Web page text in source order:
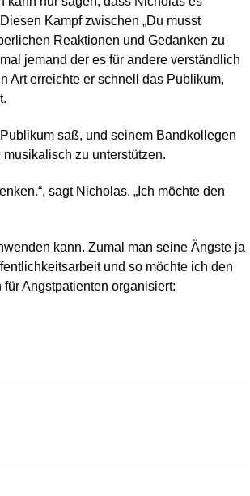
Kampf zwischen „Du musst
Reaktionen und Gedanken zu
jemand der es für andere verständlich
Art erreichte er schnell das Publikum,
saß, und seinem Bandkollegen
zu unterstützen.
sagt Nicholas. „Ich möchte den
kann. Zumal man seine Ängste ja
und so möchte ich den
Angstpatienten organisiert: